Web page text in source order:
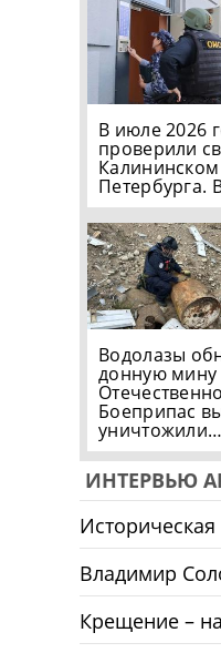
В июле 2026
проверили
Петербурга.
Водолазы
донную мину
Боеприпас
уничтожили…
ИНТЕРВЬЮ
Владимир
Крещение –